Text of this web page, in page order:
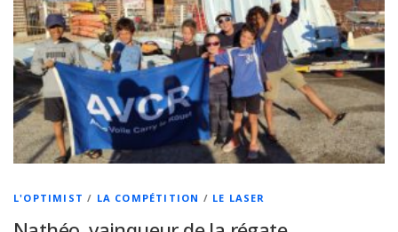
L'OPTIMIST / LA COMPÉTITION / LE LASER